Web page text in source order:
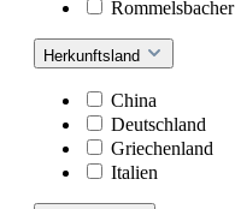
Rommelsbacher
Herkunftsland
China
Deutschland
Griechenland
Italien